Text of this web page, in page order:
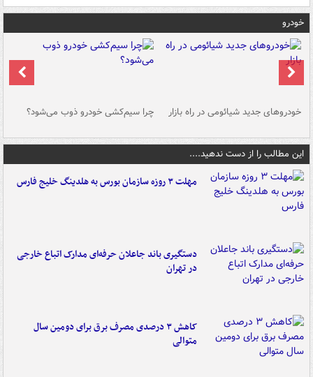
خودرو
خودروهای جدید شیائومی در راه بازار چرا سیم‌کشی خودرو ذوب می‌شود؟
این مطالب را از دست ندهید....
مهلت ۳ روزه سازمان بورس به هلدینگ خلیج فارس
دستگیری باند جاعلان حرفه‌ای مدارک اتباع خارجی
در تهران
کاهش ۳ درصدی مصرف برق برای دومین سال
متوالی